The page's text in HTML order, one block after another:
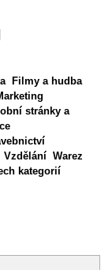
Filmy a hudba
stránky a
Vzdělání Warez
kategorií